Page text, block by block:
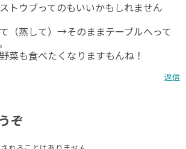
トウブってのもいいかもしれません
（蒸して）→そのままテーブルへって
菜も食べたくなりますもんね！
返信
ぞ